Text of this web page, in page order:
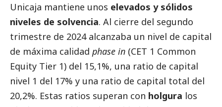
Unicaja mantiene unos elevados y sólidos
niveles de solvencia. Al cierre del segundo
trimestre de 2024 alcanzaba un nivel de capital
de máxima calidad phase in (CET 1 Common
Equity Tier 1) del 15,1%, una ratio de capital
nivel 1 del 17% y una ratio de capital total del
20,2%. Estas ratios superan con holgura los